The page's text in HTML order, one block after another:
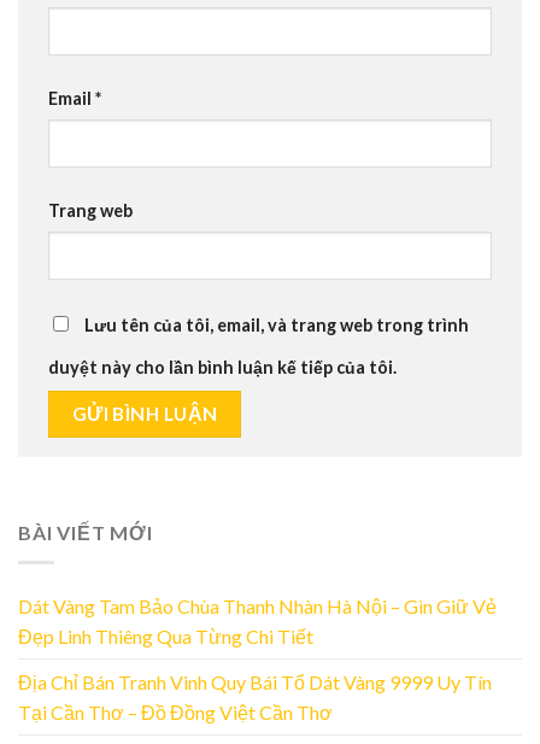
Email *
Trang web
Lưu tên của tôi, email, và trang web trong trình
duyệt này cho lần bình luận kế tiếp của tôi.
BÀI VIẾT MỚI
Dát Vàng Tam Bảo Chùa Thanh Nhàn Hà Nội – Gìn Giữ Vẻ
Đẹp Linh Thiêng Qua Từng Chi Tiết
Địa Chỉ Bán Tranh Vinh Quy Bái Tổ Dát Vàng 9999 Uy Tín
Tại Cần Thơ – Đồ Đồng Việt Cần Thơ